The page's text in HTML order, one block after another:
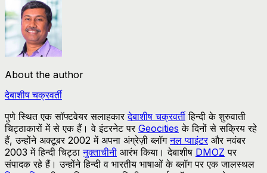
About the author
देबाशीष चक्रवर्ती
पुणे स्थित एक सॉफ्टवेयर सलाहकारदेबाशीष चक्रवर्तीहिन्दी के शुरुवाती
चिट्ठाकारों में से एक हैं। वे इंटरनेट पर Geocities के दिनों से सक्रिय रहे
हैं, उन्होंने अक्टूबर 2002 में अपना अंग्रेज़ी ब्लॉगनल प्वाइंटरऔर नवंबर
2003 में हिन्दी चिट्ठानुक्ताचीनी आरंभ किया। देबाशीष DMOZ पर
संपादक रहे हैं। उन्होंने हिन्दी व भारतीय भाषाओं के ब्लॉग पर एक जालस्थल